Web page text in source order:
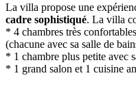
La villa propose une
cadre sophistiqué. La villa
* 4 chambres très
(chacune avec sa salle de
* 1 chambre plus petite avec
* 1 grand salon et 1 cuisine